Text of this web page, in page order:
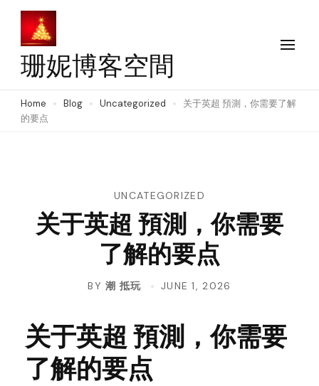
Skip
content
(Press
Enter)
珊妮博客空間
Home Blog Uncategorized
关于英超 預測，你需要了解
的要点
UNCATEGORIZED
关于英超 預測，你需要
了解的要点
BY潮 抵玩 JUNE 1, 2026
关于英超 預測，你需要
了解的要点